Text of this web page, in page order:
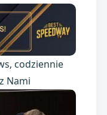
codziennie
Nami